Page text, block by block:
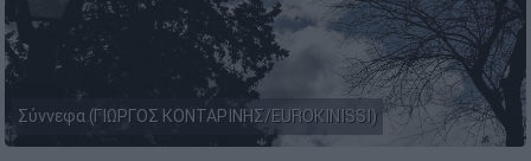
Σύννεφα (ΓΙΩΡΓΟΣ ΚΟΝΤΑΡΙΝΗΣ/EUROKINISSI)